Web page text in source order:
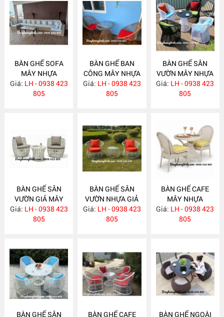
BÀN GHẾ SOFA
MÂY NHỰA
NGOÀI TRỜI
NH282
Giá: LH - 0938 423
805
BÀN GHẾ BAN
CÔNG MÂY NHỰA
GIÁ RẺ NH281
Giá: LH - 0938 423
805
BÀN GHẾ SÂN
VƯỜN MÂY NHỰA
NH280
Giá: LH - 0938 423
805
BÀN GHẾ SÂN
VƯỜN GIẢ MÂY
NH279
Giá: LH - 0938 423
805
BÀN GHẾ SÂN
VƯỜN NHỰA GIẢ
MÂY NH278
Giá: LH - 0938 423
805
BÀN GHẾ CAFE
MÂY NHỰA
NH277
Giá: LH - 0938 423
805
BÀN GHẾ SÂN BÀN GHẾ CAFE BÀN GHẾ NGOÀI